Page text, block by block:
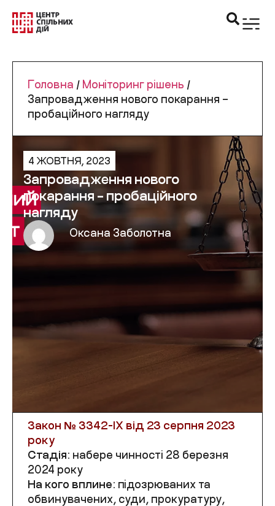
Головна / Моніторинг рішень /
Запровадження нового покарання –
пробаційного нагляду
4 ЖОВТНЯ, 2023
Запровадження нового
покарання – пробаційного
нагляду
Оксана Заболотна
Закон № 3342-IX від 23 серпня 2023
року
Стадія: набере чинності 28 березня
2024 року
На кого вплине: підозрюваних та
обвинувачених, суди, прокуратуру,